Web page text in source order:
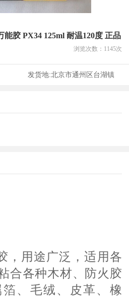
胶 PX34 125ml 耐温120度 正品
浏览次数： 1145次
发货地:北京市通州区台湖镇
，用途广泛，适用各
合各种木材、防火胶
、毛绒、皮革、橡